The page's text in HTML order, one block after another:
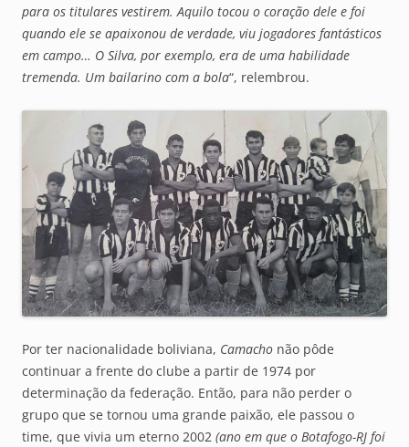
para os titulares vestirem. Aquilo tocou o coração dele e foi
quando ele se apaixonou de verdade, viu jogadores fantásticos
em campo… O Silva, por exemplo, era de uma habilidade
tremenda. Um bailarino com a bola“, relembrou.
Por ter nacionalidade boliviana, Camacho não pôde
continuar a frente do clube a partir de 1974 por
determinação da federação. Então, para não perder o
grupo que se tornou uma grande paixão, ele passou o
time, que vivia um eterno 2002 (ano em que o Botafogo-RJ foi